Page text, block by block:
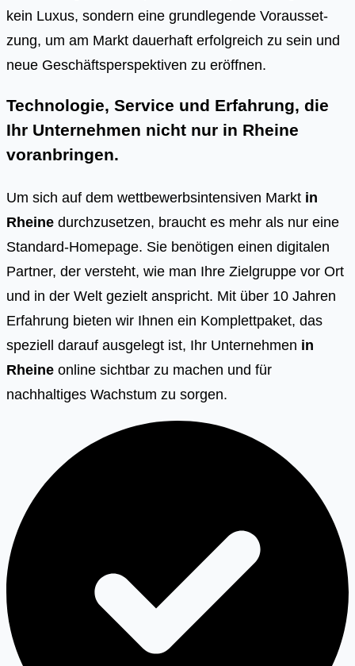
kein Luxus, son­dern eine grund­le­gen­de Vor­aus­set­
zung, um am Markt dau­er­haft erfolg­reich zu sein und
neue Geschäfts­per­spek­ti­ven zu eröff­nen.
Technologie, Service und Erfahrung, die
Ihr Unternehmen nicht nur in Rheine
voranbringen.
Um sich auf dem wettbewerbsintensiven Markt in
Rheine durchzusetzen, braucht es mehr als nur eine
Standard-Homepage. Sie benötigen einen digitalen
Partner, der versteht, wie man Ihre Zielgruppe vor Ort
und in der Welt gezielt anspricht. Mit über 10 Jahren
Erfahrung bieten wir Ihnen ein Komplettpaket, das
speziell darauf ausgelegt ist, Ihr Unternehmen in
Rheine online sichtbar zu machen und für
nachhaltiges Wachstum zu sorgen.